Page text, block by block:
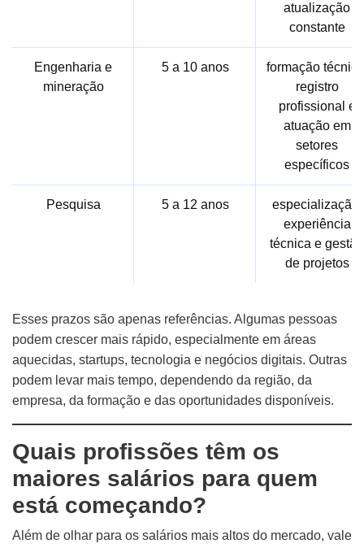
atualização
constante
Engenharia e
mineração
5 a 10 anos
formação
registro
profissional e
atuação em
setores
específicos
Pesquisa 5 a 12 anos
especialização,
experiência
técnica e gestão
de projetos
Esses prazos são apenas referências. Algumas pessoas
podem crescer mais rápido, especialmente em áreas
aquecidas, startups, tecnologia e negócios digitais. Outras
podem levar mais tempo, dependendo da região, da
empresa, da formação e das oportunidades disponíveis.
Quais profissões têm os
maiores salários para quem
está começando?
Além de olhar para os salários mais altos do mercado, vale